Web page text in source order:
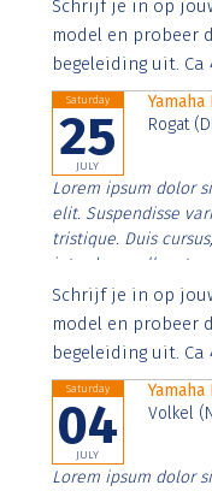
imperdiet. Nunc ut
Schrijf je in op
model en probeer
begeleiding uit.
Saturday
25
JULY
Rogat
Lorem ipsum dolor
elit. Suspendisse
tristique. Duis
interdum nulla, ut
Aenean faucibus
imperdiet. Nunc ut
Schrijf je in op
model en probeer
begeleiding uit.
Saturday
04
JULY
Volkel
Lorem ipsum dolor